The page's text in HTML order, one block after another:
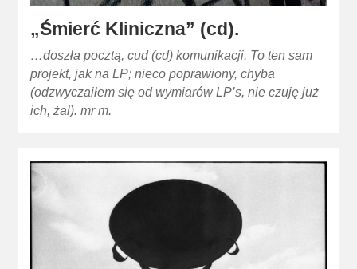
„Śmierć Kliniczna” (cd).
…doszła pocztą, cud (cd) komunikacji. To ten sam
projekt, jak na LP; nieco poprawiony, chyba
(odzwyczaiłem się od wymiarów LP’s, nie czuję już
ich, żal). mr m.